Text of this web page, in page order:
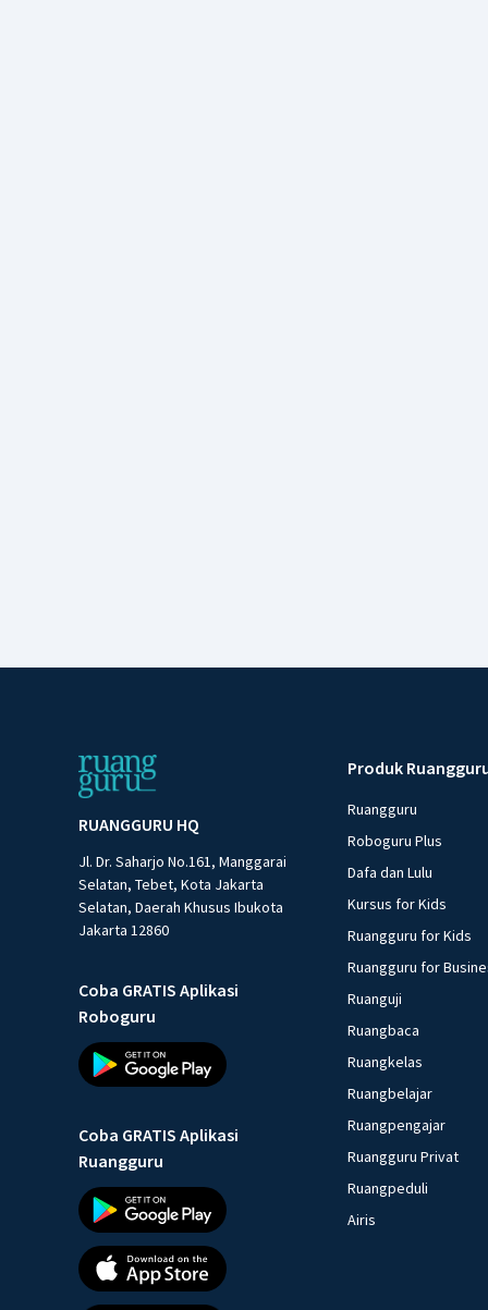
RUANGGURU HQ
Jl. Dr. Saharjo No.161, Manggarai
Selatan, Tebet, Kota Jakarta
Selatan, Daerah Khusus Ibukota
Jakarta 12860
Coba GRATIS Aplikasi
Roboguru
Coba GRATIS Aplikasi
Ruangguru
Produk
Ruangguru
Roboguru Plus
Dafa dan Lulu
Kursus for Kids
Ruangguru for Kids
Ruangguru for
Ruanguji
Ruangbaca
Ruangkelas
Ruangbelajar
Ruangpengajar
Ruangguru Privat
Ruangpeduli
Airis